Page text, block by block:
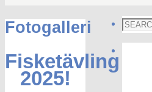
Fotogalleri
Fisketävling
2025!
Search
for: